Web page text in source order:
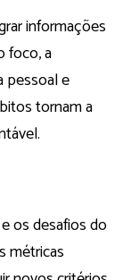
informações
foco, a
pessoal e
tornam a
os desafios do
métricas